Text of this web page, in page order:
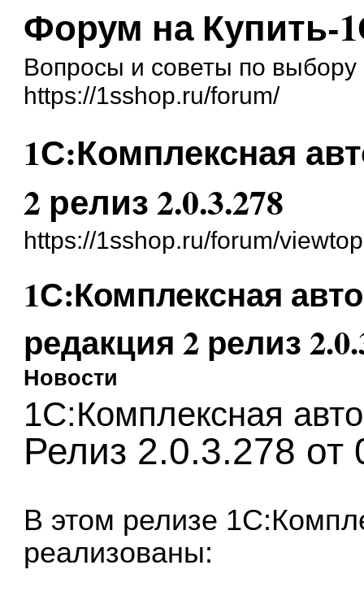
Форум на Купить-
Вопросы и советы по
https://1sshop.ru/forum/
1С:Комплексная
2 релиз 2.0.3.278
https://1sshop.ru/forum/
1С:Комплексная
редакция 2 релиз
Новости
1С:Комплексная
Релиз 2.0.3.278 от
В этом релизе
реализованы: